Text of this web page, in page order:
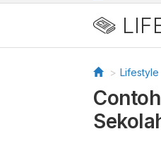
Lifestyle